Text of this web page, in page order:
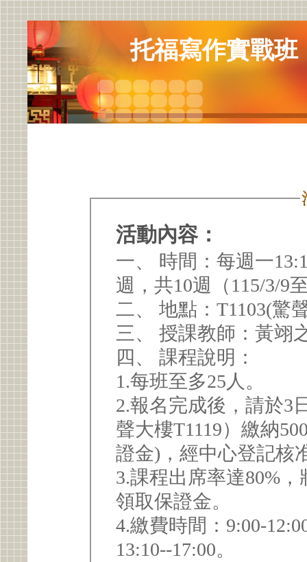
托福寫作實戰班
活動內容：
一、 時間：每週一
週，共10週（115/3/9
二、 地點：T1103(驚
三、 授課教師：黃翊
四、 課程說明：
1.每班至多25人。
2.報名完成後，請於3
聲大樓T1119）繳納
證金)，經中心登記核
3.課程出席率達80%
領取保證金。
4.繳費時間：9:00-
13:10--17:00。